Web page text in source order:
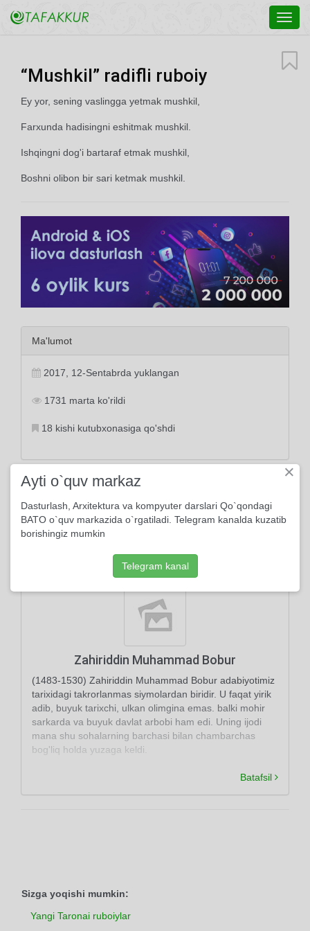
“Mushkil” radifli ruboiy
Ey yor, sening vaslingga yetmak mushkil,
Farxunda hadisingni eshitmak mushkil.
Ishqingni dog'i bartaraf etmak mushkil,
Boshni olibon bir sari ketmak mushkil.
Ma'lumot
2017, 12-Sentabrda yuklangan
1731 marta ko'rildi
18 kishi kutubxonasiga qo'shdi
yor vasl hadis ishq bosh
Zahiriddin Muhammad Bobur
(1483-1530) Zahiriddin Muhammad Bobur adabiyotimiz
tarixidagi takrorlanmas siymolardan biridir. U faqat yirik
adib, buyuk tarixchi, ulkan olimgina emas. balki mohir
sarkarda va buyuk davlat arbobi ham edi. Uning ijodi
mana shu sohalarning barchasi bilan chambarchas
bog'liq holda yuzaga keldi.
Batafsil
Sizga yoqishi mumkin:
Yangi Taronai ruboiylar
×
Ayti o`quv markaz
Dasturlash, Arxitektura va kompyuter darslari Qo`qondagi
BATO o`quv markazida o`rgatiladi. Telegram kanalda kuzatib
borishingiz mumkin
Telegram kanal